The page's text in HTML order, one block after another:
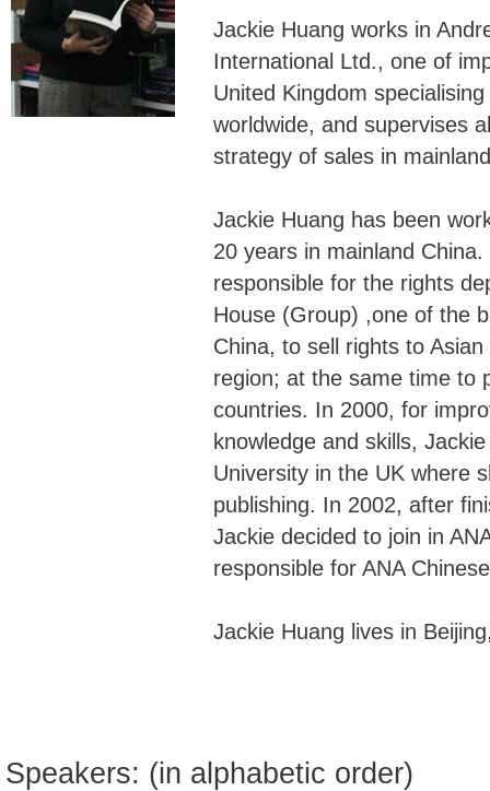
Jackie Huang works in
International Ltd., one of
United Kingdom
worldwide, and supervises
strategy of sales in
Jackie Huang has been
20 years in mainland
responsible for the rights
House (Group) ,one of the
China, to sell rights to
region; at the same time to
countries. In 2000, for
knowledge and skills,
University in the UK where
publishing. In 2002, after
Jackie decided to join in
responsible for ANA
Jackie Huang lives in
Speakers: (in alphabetic order)